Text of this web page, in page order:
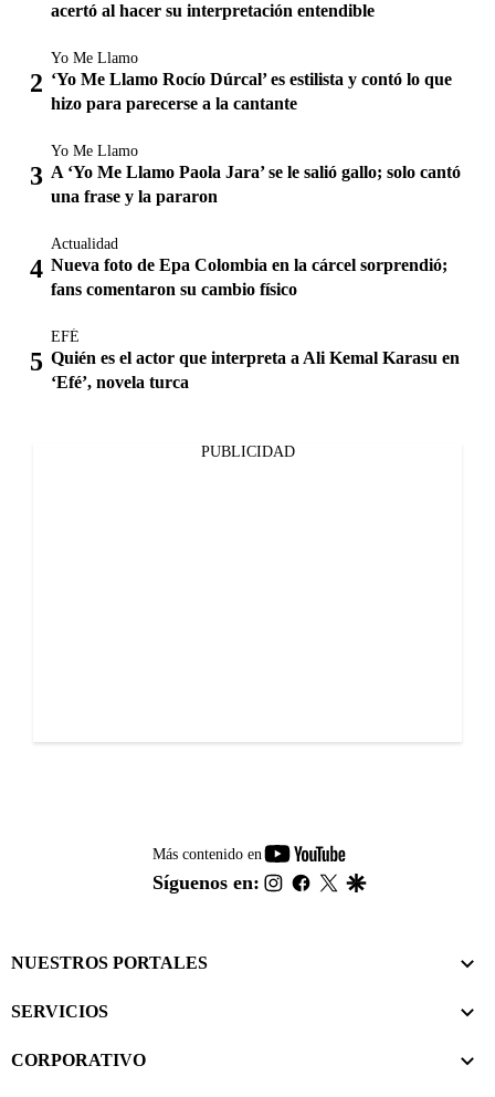
acertó al hacer su interpretación entendible
Yo Me Llamo
‘Yo Me Llamo Rocío Dúrcal’ es estilista y contó lo que
hizo para parecerse a la cantante
Yo Me Llamo
A ‘Yo Me Llamo Paola Jara’ se le salió gallo; solo cantó
una frase y la pararon
Actualidad
Nueva foto de Epa Colombia en la cárcel sorprendió;
fans comentaron su cambio físico
EFÉ
Quién es el actor que interpreta a Ali Kemal Karasu en
‘Efé’, novela turca
PUBLICIDAD
Más contenido en
youtube-
footer
Síguenos en: instagram
facebook
twitter
NUESTROS PORTALES
SERVICIOS
CORPORATIVO